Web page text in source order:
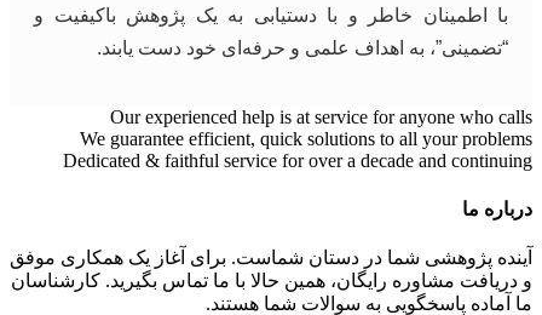
با اطمینان خاطر و با دستیابی به یک پژوهش باکیفیت و
“تضمینی”، به اهداف علمی و حرفه‌ای خود دست یابند.
Our experienced help is at service for anyone who calls
We guarantee efficient, quick solutions to all your problems
Dedicated & faithful service for over a decade and continuing
درباره ما
آینده پژوهشی شما در دستان شماست. برای آغاز یک همکاری موفق
و دریافت مشاوره رایگان، همین حالا با ما تماس بگیرید. کارشناسان
ما آماده پاسخگویی به سوالات شما هستند.